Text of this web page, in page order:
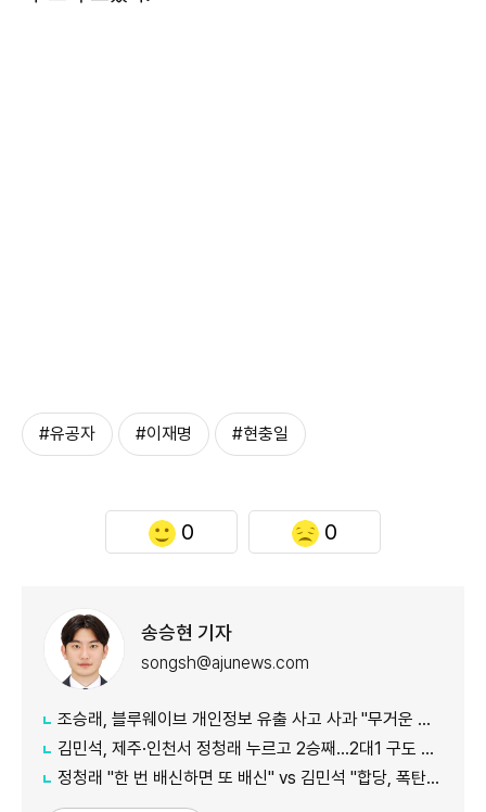
#유공자 #이재명 #현충일
0 0
송승현 기자
songsh@ajunews.com
조승래, 블루웨이브 개인정보 유출 사고 사과 "무거운 책임 통감"
김민석, 제주·인천서 정청래 누르고 2승째…2대1 구도 완성
정청래 "한 번 배신하면 또 배신" vs 김민석 "합당, 폭탄선언 안 돼"